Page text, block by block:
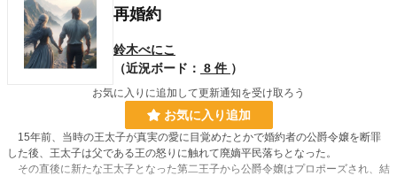
再婚約
鈴木べにこ
（近況ボード： 8 件 ）
お気に入りに追加して更新通知を受け取ろう
お気に入り追加
15年前、当時の王太子が真実の愛に目覚めたとかで婚約者の公爵令嬢を断罪
した後、王太子は父である王の怒りに触れて廃嫡平民落ちとなった。
その直後に新たな王太子となった第二王子から公爵令嬢はプロポーズされ、結